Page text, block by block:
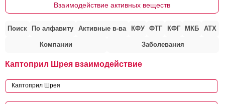
Взаимодействие активных веществ
Поиск По алфавиту Активные в-ва КФУ ФТГ КФГ МКБ АТХ
Компании Заболевания
Каптоприл Шрея взаимодействие